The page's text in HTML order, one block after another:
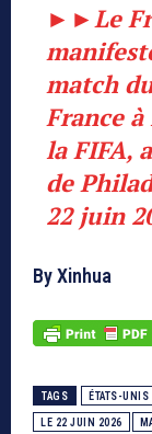
►► Le
match
France
la FIFA,
de
22 juin
By Xinhua
TAGS ÉTATS-UNIS
LE 22 JUIN 2026